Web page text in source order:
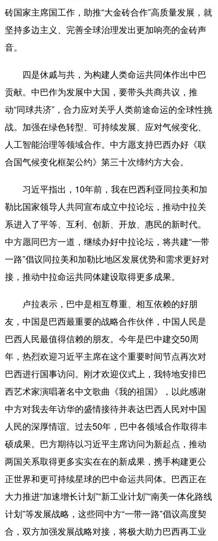
砖国家主席国工作，助推“大金砖合作”高质量发展，就
坚持多边主义、完善全球治理发出更加响亮的金砖声
音。
四是休戚与共，为构建人类命运共同体作出中巴
贡献。中巴作为发展中大国，要带头共商共议，推
动“同球共济”，合力应对关乎人类前途命运的全球性挑
战。加强在绿色转型、可持续发展、应对气候变化、
人工智能治理等领域合作。中方愿支持巴西办好《联
合国气候变化框架公约》第三十次缔约方大会。
习近平指出，10年前，我在巴西利亚同拉美和加
勒比国家领导人共同宣布成立中拉论坛，推动中拉关
系进入了平等、互利、创新、开放、惠民的新时代。
中方愿同巴方一道，继续办好中拉论坛，将共建“一带
一路”倡议同拉美和加勒比地区发展优势和需求更好对
接，推动中拉命运共同体建设取得更多成果。
卢拉表示，巴中是相互尊重、相互依赖的好朋
友，中国是巴西最重要的战略合作伙伴，中国人民是
巴西人民最值得信赖的朋友。今年是巴中建交50周
年，热烈欢迎习近平主席在这个重要时间节点再次对
巴西进行国事访问。刚才欢迎仪式上，我特地安排巴
西艺术家演唱著名中文歌曲《我的祖国》，以此感谢
中方对我去年访华的盛情接待并表达巴西人民对中国
人民的深厚情谊。过去50年，巴中各领域合作取得丰
硕成果。巴方期待以习近平主席访问为新起点，推动
两国关系取得更多实实在在的新成果，携手构建更公
正世界和更可持续星球的巴中命运共同体。巴西正在
大力推进“加速增长计划”“新工业计划”“南美一体化路线
计划”等发展战略，这些同中方“一带一路”倡议高度契
合，双方加强发展战略对接，将极大助力巴西再工业